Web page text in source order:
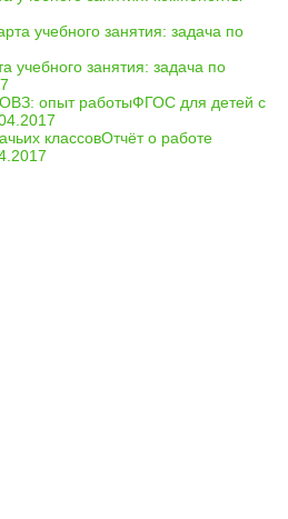
учебного занятия: задача по
ФГОС для детей с
Отчёт о работе